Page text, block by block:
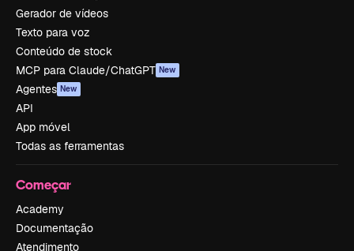
Gerador de vídeos
Texto para voz
Conteúdo de stock
MCP para Claude/ChatGPT New
Agentes New
API
App móvel
Todas as ferramentas
Começar
Academy
Documentação
Atendimento